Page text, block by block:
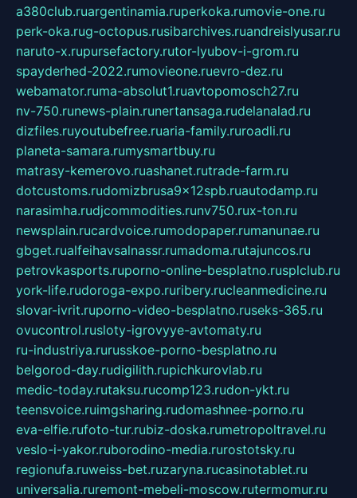
a380club.ruargentinamia.ruperkoka.rumovie-one.ru
perk-oka.rug-octopus.rusibarchives.ruandreislyusar.ru
naruto-x.rupursefactory.rutor-lyubov-i-grom.ru
spayderhed-2022.rumovieone.ruevro-dez.ru
webamator.ruma-absolut1.ruavtopomosch27.ru
nv-750.runews-plain.runertansaga.rudelanalad.ru
dizfiles.ruyoutubefree.ruaria-family.ruroadli.ru
planeta-samara.rumysmartbuy.ru
matrasy-kemerovo.ruashanet.rutrade-farm.ru
dotcustoms.rudomizbrusa9x12spb.ruautodamp.ru
narasimha.rudjcommodities.runv750.rux-ton.ru
newsplain.rucardvoice.rumodopaper.rumanunae.ru
gbget.rualfeihavsalnassr.rumadoma.rutajuncos.ru
petrovkasports.ruporno-online-besplatno.rusplclub.ru
york-life.rudoroga-expo.ruribery.rucleanmedicine.ru
slovar-ivrit.ruporno-video-besplatno.ruseks-365.ru
ovucontrol.rusloty-igrovyye-avtomaty.ru
ru-industriya.rurusskoe-porno-besplatno.ru
belgorod-day.rudigilith.rupichkurovlab.ru
medic-today.rutaksu.rucomp123.rudon-ykt.ru
teensvoice.ruimgsharing.rudomashnee-porno.ru
eva-elfie.rufoto-tur.rubiz-doska.rumetropoltravel.ru
veslo-i-yakor.ruborodino-media.rurostotsky.ru
regionufa.ruweiss-bet.ruzaryna.rucasinotablet.ru
universalia.ruremont-mebeli-moscow.rutermomur.ru